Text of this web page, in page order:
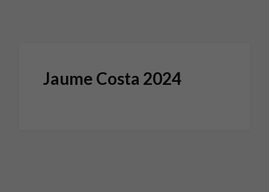
Jaume Costa 2024